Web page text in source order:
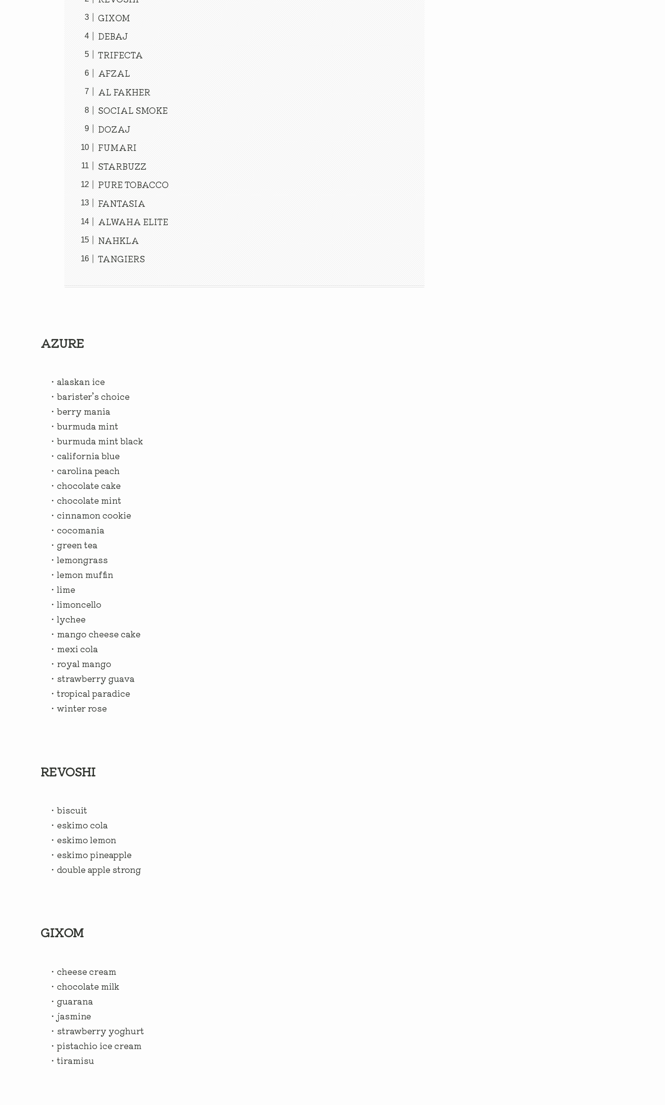
GIXOM
DEBAJ
TRIFECTA
AFZAL
AL FAKHER
SOCIAL SMOKE
DOZAJ
FUMARI
STARBUZZ
PURE TOBACCO
FANTASIA
ALWAHA ELITE
NAHKLA
TANGIERS
AZURE
・alaskan ice
・barister’s choice
・berry mania
・burmuda mint
・burmuda mint black
・california blue
・carolina peach
・chocolate cake
・chocolate mint
・cinnamon cookie
・cocomania
・green tea
・lemongrass
・lemon muffin
・lime
・limoncello
・lychee
・mango cheese cake
・mexi cola
・royal mango
・strawberry guava
・tropical paradice
・winter rose
REVOSHI
・biscuit
・eskimo cola
・eskimo lemon
・eskimo pineapple
・double apple strong
GIXOM
・cheese cream
・chocolate milk
・guarana
・jasmine
・strawberry yoghurt
・pistachio ice cream
・tiramisu